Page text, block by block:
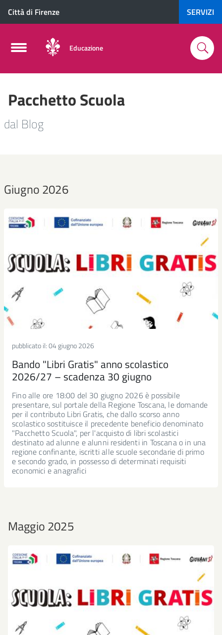
Città di Firenze SERVIZI
Educazione
Pacchetto Scuola
dal Blog
Giugno 2026
pubblicato il:04 giugno 2026
Bando "Libri Gratis" anno scolastico
2026/27 – scadenza 30 giugno
Fino alle ore 18:00 del 30 giugno 2026 è possibile
presentare, sul portale della Regione Toscana, le domande
per il contributo Libri Gratis, che dallo scorso anno
scolastico sostituisce il precedente beneficio denominato
"Pacchetto Scuola", per l'acquisto di libri scolastici
destinato ad alunne e alunni residenti in Toscana o in una
regione confinante, iscritti alle scuole secondarie di primo
e secondo grado, in possesso di determinati requisiti
economici e anagrafici
Maggio 2025